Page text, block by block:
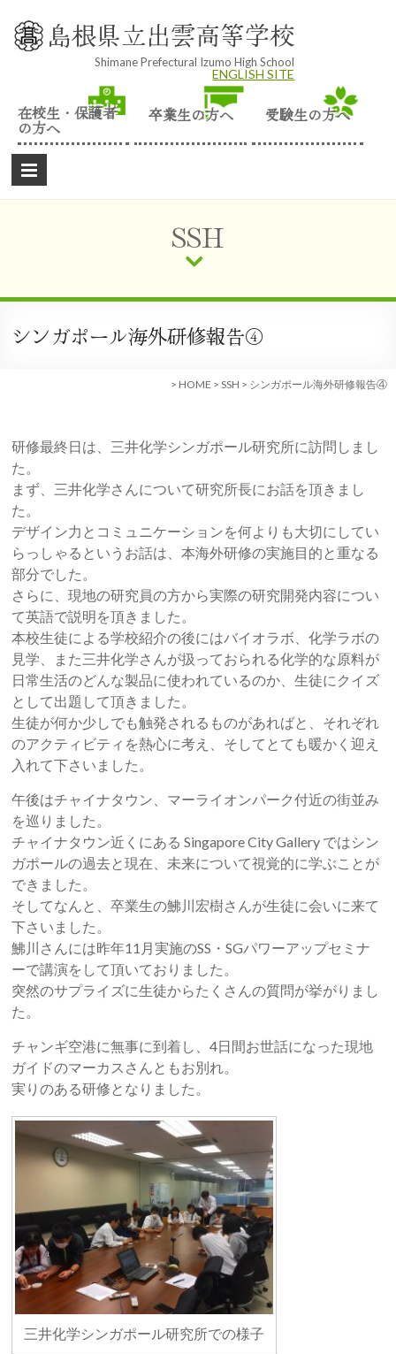
content 島根県立出雲高等学校
Shimane Prefectural Izumo High School
ENGLISH SITE
在校生・保護者
の方へ
卒業生の方へ 受験生の方へ
SSH
シンガポール海外研修報告④
> HOME > SSH > シンガポール海外研修報告④
研修最終日は、三井化学シンガポール研究所に訪問しまし
た。
まず、三井化学さんについて研究所長にお話を頂きまし
た。
デザイン力とコミュニケーションを何よりも大切にしてい
らっしゃるというお話は、本海外研修の実施目的と重なる
部分でした。
さらに、現地の研究員の方から実際の研究開発内容につい
て英語で説明を頂きました。
本校生徒による学校紹介の後にはバイオラボ、化学ラボの
見学、また三井化学さんが扱っておられる化学的な原料が
日常生活のどんな製品に使われているのか、生徒にクイズ
として出題して頂きました。
生徒が何か少しでも触発されるものがあればと、それぞれ
のアクティビティを熱心に考え、そしてとても暖かく迎え
入れて下さいました。
午後はチャイナタウン、マーライオンパーク付近の街並み
を巡りました。
チャイナタウン近くにある Singapore City Gallery ではシン
ガポールの過去と現在、未来について視覚的に学ぶことが
できました。
そしてなんと、卒業生の鮄川宏樹さんが生徒に会いに来て
下さいました。
鮄川さんには昨年11月実施のSS・SGパワーアップセミナ
ーで講演をして頂いておりました。
突然のサプライズに生徒からたくさんの質問が挙がりまし
た。
チャンギ空港に無事に到着し、4日間お世話になった現地
ガイドのマーカスさんともお別れ。
実りのある研修となりました。
三井化学シンガポール研究所での様子